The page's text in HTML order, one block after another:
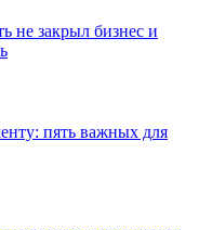
не закрыл бизнес и
пять важных для